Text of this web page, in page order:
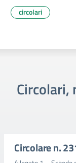
circolari
Circolare n.